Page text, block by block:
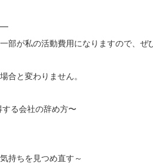
部が私の活動費用になりますので、ぜ
合と変わりません。
る会社の辞め方〜
持ちを見つめ直す～